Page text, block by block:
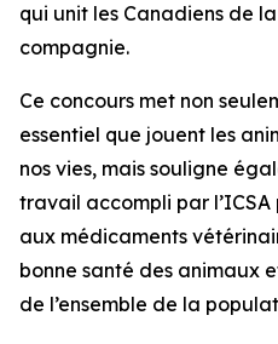
qui unit les Canadiens de
compagnie.
Ce concours met non
essentiel que jouent les
nos vies, mais souligne
travail accompli par l’ICSA
aux médicaments
bonne santé des animaux
de l’ensemble de la